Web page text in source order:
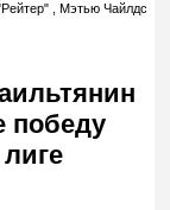
, Мэтью Чайлдс
победу